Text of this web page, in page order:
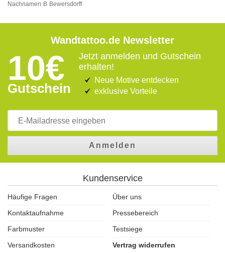
Nachnamen B Bewersdorff
Wandtattoo.de Newsletter
10€
Gutschein
Jetzt anmelden und Gutschein
erhalten!
Neue Motive entdecken
exklusive Vorteile
Anmelden
Kundenservice
Häufige Fragen
Über uns
Kontaktaufnahme
Pressebereich
Farbmuster
Testsiege
Versandkosten
Vertrag widerrufen